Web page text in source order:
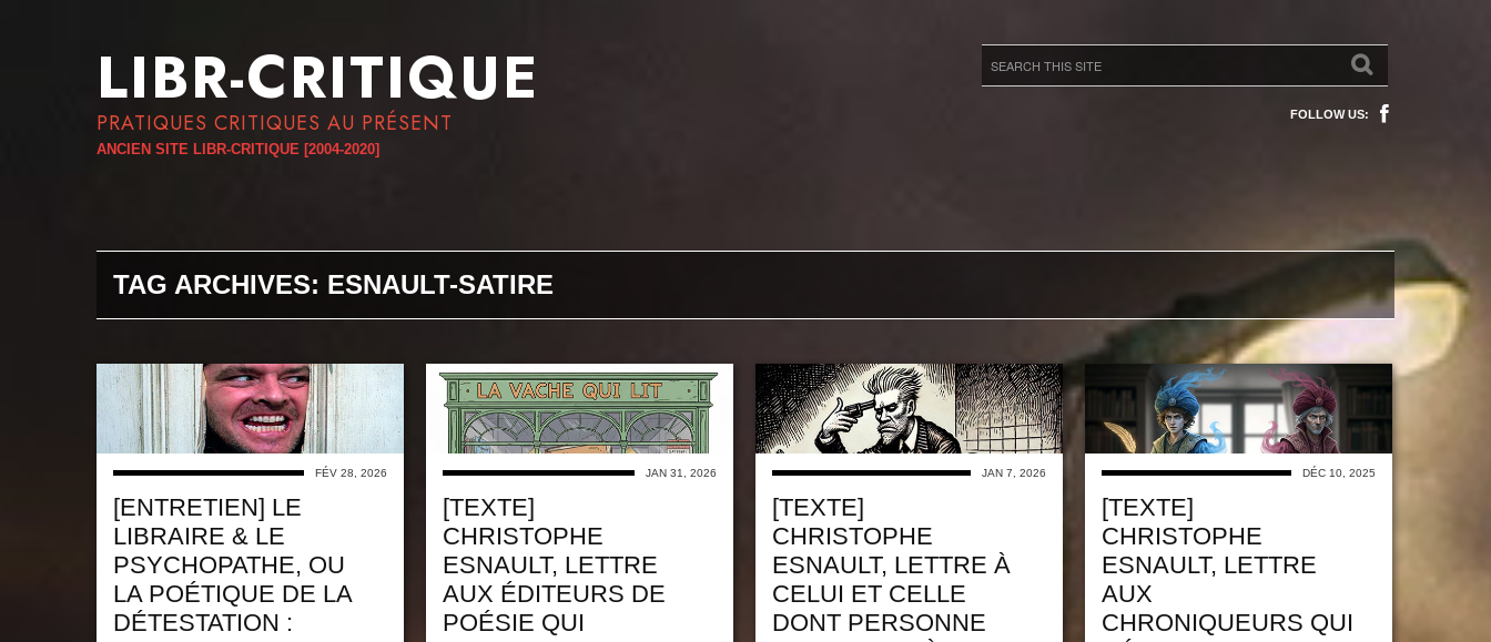
LIBR-CRITIQUE
PRATIQUES CRITIQUES AU PRÉSENT
ANCIEN SITE LIBR-CRITIQUE [2004-2020]
FOLLOW US:
TAG ARCHIVES: ESNAULT-SATIRE
FÉV 28, 2026
[ENTRETIEN] LE
LIBRAIRE & LE
PSYCHOPATHE, OU
LA POÉTIQUE DE LA
DÉTESTATION :
JAN 31, 2026
[TEXTE]
CHRISTOPHE
ESNAULT, LETTRE
AUX ÉDITEURS DE
POÉSIE QUI
JAN 7, 2026
[TEXTE]
CHRISTOPHE
ESNAULT, LETTRE À
CELUI ET CELLE
DONT PERSONNE
DÉC 10, 2025
[TEXTE]
CHRISTOPHE
ESNAULT, LETTRE
AUX
CHRONIQUEURS QUI